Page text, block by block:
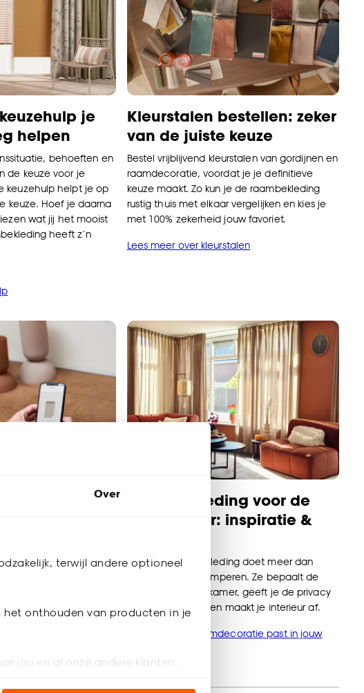
Over
terwijl andere optioneel
het onthouden van producten in je
jou en al onze andere klanten.
je
helpen
behoeften en
de keuze voor je
keuzehulp helpt je op
keuze. Hoef je daarna
wat jij het mooist
heeft z’n
Kleurstalen bestellen: zeker
van de juiste keuze
Bestel vrijblijvend kleurstalen van gordijnen en
raamdecoratie, voordat je je definitieve
keuze maakt. Zo kun je de raambekleding
rustig thuis met elkaar vergelijken en kies je
met 100% zekerheid jouw favoriet.
Lees meer over kleurstalen
opties.
Raambekleding voor de
woonkamer: inspiratie &
De juiste raambekleding doet meer dan
alleen het licht temperen. Ze bepaalt de
sfeer van je woonkamer, geeft je de privacy
die je nodig hebt en maakt je interieur af.
Ontdek welke raamdecoratie past in jouw